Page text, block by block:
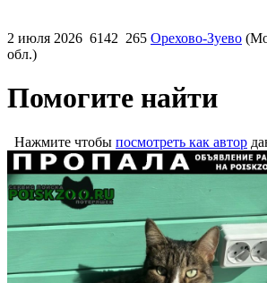
2 июля 2026 6142 265 Орехово-Зуево
обл.)
Помогите найти
Нажмите чтобы посмотреть как автор